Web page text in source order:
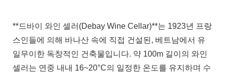
**드바이 와인 셀러(Debay Wine Cellar)**는 1923년 프랑
스인들에 의해 바나산 속에 직접 건설된, 베트남에서 유
일무이한 독창적인 건축물입니다. 약 100m 길이의 와인
셀러는 연중 내내 16~20°C의 일정한 온도를 유지하며 수